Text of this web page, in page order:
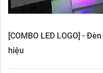
[COMBO LED LOGO] -
hiệu